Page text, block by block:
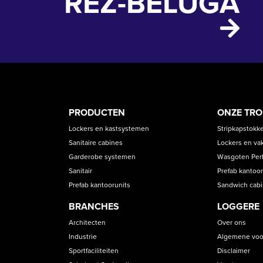
PRODUCT
CATEGORIES
PRODUCTEN
Lockers en kastsystemen
Sanitaire cabines
Garderobe systemen
Sanitair
Prefab kantoorunits
BRANCHES
Architecten
Industrie
Sportfaciliteiten
ONZE
Lockers en
Wasgoten
Prefab
Sandwich
LOGGERE
Over ons
Algemene
Disclaimer